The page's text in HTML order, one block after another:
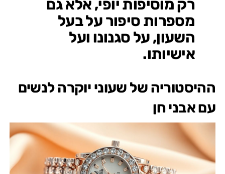
רק מוסיפות יופי, אלא גם
מספרות סיפור על בעל
השעון, על סגנונו ועל
אישיותו.
ההיסטוריה של שעוני יוקרה לנשים
עם אבני חן